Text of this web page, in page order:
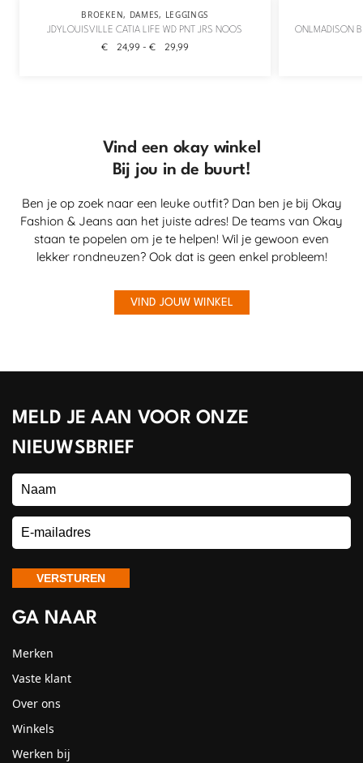
BROEKEN, DAMES, LEGGINGS
JDYLOUISVILLE CATIA LIFE WD PNT JRS NOOS
€ 24,99 - € 29,99
ONLMADISON
Vind een okay winkel
Bij jou in de buurt!
Ben je op zoek naar een leuke outfit? Dan ben je bij Okay
Fashion & Jeans aan het juiste adres! De teams van Okay
staan te popelen om je te helpen! Wil je gewoon even
lekker rondneuzen? Ook dat is geen enkel probleem!
VIND JOUW WINKEL
MELD JE AAN VOOR ONZE
NIEUWSBRIEF
GA NAAR
Merken
Vaste klant
Over ons
Winkels
Werken bij